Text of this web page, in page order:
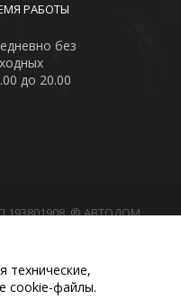
РАБОТЫ
без
до 20.00
193801908. ® АВТОДОМ
что данный интернет-
характер
материалов
технические,
сооkіе-файлы.